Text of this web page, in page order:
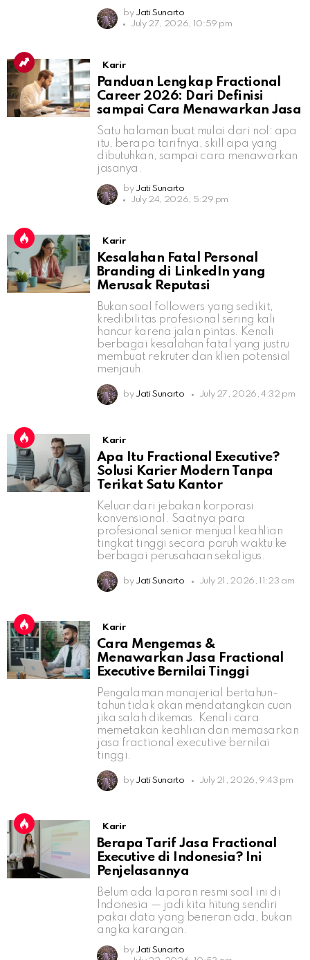
by Jati Sunarto
July 27, 2026, 10:59 pm
Karir
Panduan Lengkap Fractional
Career 2026: Dari Definisi
sampai Cara Menawarkan Jasa
Satu halaman buat mulai dari nol: apa
itu, berapa tarifnya, skill apa yang
dibutuhkan, sampai cara menawarkan
jasanya.
by Jati Sunarto
July 24, 2026, 5:29 pm
Karir
Kesalahan Fatal Personal
Branding di LinkedIn yang
Merusak Reputasi
Bukan soal followers yang sedikit,
kredibilitas profesional sering kali
hancur karena jalan pintas. Kenali
berbagai kesalahan fatal yang justru
membuat rekruter dan klien potensial
menjauh.
by Jati Sunarto July 27, 2026, 4:32 pm
Karir
Apa Itu Fractional Executive?
Solusi Karier Modern Tanpa
Terikat Satu Kantor
Keluar dari jebakan korporasi
konvensional. Saatnya para
profesional senior menjual keahlian
tingkat tinggi secara paruh waktu ke
berbagai perusahaan sekaligus.
by Jati Sunarto July 21, 2026, 11:23 am
Karir
Cara Mengemas &
Menawarkan Jasa Fractional
Executive Bernilai Tinggi
Pengalaman manajerial bertahun-
tahun tidak akan mendatangkan cuan
jika salah dikemas. Kenali cara
memetakan keahlian dan memasarkan
jasa fractional executive bernilai
tinggi.
by Jati Sunarto July 21, 2026, 9:43 pm
Karir
Berapa Tarif Jasa Fractional
Executive di Indonesia? Ini
Penjelasannya
Belum ada laporan resmi soal ini di
Indonesia — jadi kita hitung sendiri
pakai data yang beneran ada, bukan
angka karangan.
by Jati Sunarto